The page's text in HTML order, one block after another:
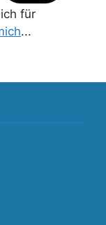
für
...